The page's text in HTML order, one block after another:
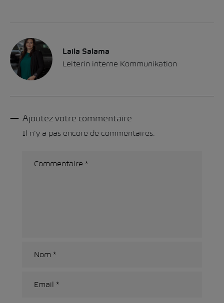
Laila Salama
Leiterin interne Kommunikation
Ajoutez votre commentaire
Il n'y a pas encore de commentaires.